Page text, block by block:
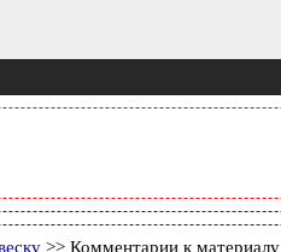
>> Комментарии к материалу